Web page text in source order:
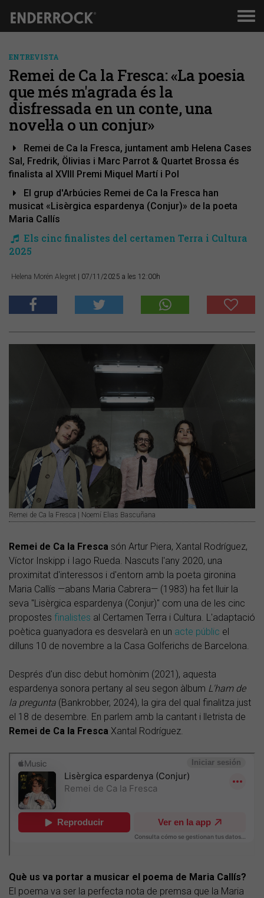
ENTREVISTA
Remei de Ca la Fresca: «La poesia
que més m'agrada és la
disfressada en un conte, una
novel·la o un conjur»
Remei de Ca la Fresca, juntament amb Helena Cases
Sal, Fredrik, Ölivias i Marc Parrot & Quartet Brossa és
finalista al XVIII Premi Miquel Martí i Pol
El grup d'Arbúcies Remei de Ca la Fresca han
musicat «Lisèrgica espardenya (Conjur)» de la poeta
Maria Callís
Els cinc finalistes del certamen Terra i Cultura
2025
Helena Morén Alegret | 07/11/2025 a les 12:00h
Remei de Ca la Fresca | Noemí Elias Bascuñana
Remei de Ca la Fresca són Artur Piera, Xantal Rodríguez,
Víctor Inskipp i Iago Rueda. Nascuts l'any 2020, una
proximitat d'interessos i d'entorn amb la poeta gironina
Maria Callís —abans Maria Cabrera— (1983) ha fet lluir la
seva "Lisèrgica espardenya (Conjur)" com una de les cinc
propostes finalistes al Certamen Terra i Cultura. L'adaptació
poètica guanyadora es desvelarà en un acte públic el
dilluns 10 de novembre a la Casa Golferichs de Barcelona.
Després d'un disc debut homònim (2021), aquesta
espardenya sonora pertany al seu segon àlbum L'ham de
la pregunta (Bankrobber, 2024), la gira del qual finalitza just
el 18 de desembre. En parlem amb la cantant i lletrista de
Remei de Ca la Fresca Xantal Rodríguez.
Què us va portar a musicar el poema de Maria Callís?
El poema va ser la perfecta nota de premsa que la Maria